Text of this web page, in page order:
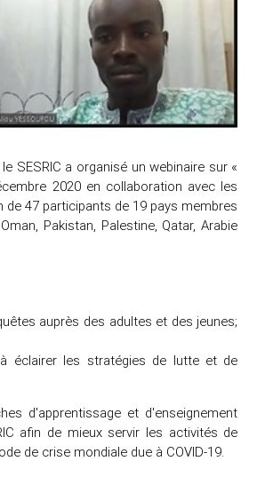
SESRIC a organisé un webinaire sur «
2020 en collaboration avec les
47 participants de 19 pays membres
Pakistan, Palestine, Qatar, Arabie
auprès des adultes et des jeunes;
éclairer les stratégies de lutte et de
d'apprentissage et d'enseignement
afin de mieux servir les activités de
de crise mondiale due à COVID-19.